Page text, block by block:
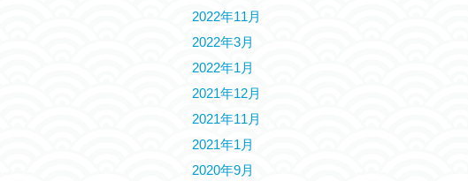
2022年11月
2022年3月
2022年1月
2021年12月
2021年11月
2021年1月
2020年9月